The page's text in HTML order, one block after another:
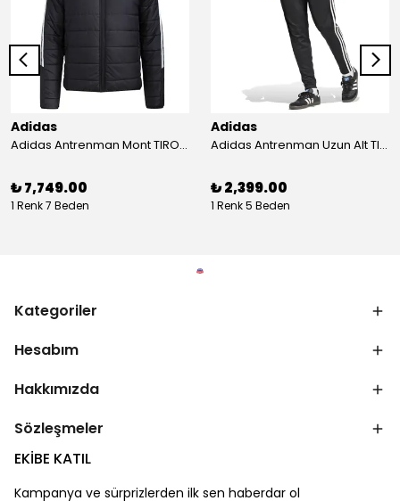
Adidas
Adidas Antrenman Mont TIRO24 WINT JKT IJ7388
₺ 7,749.00
1 Renk 7 Beden
Adidas
Adidas Antrenman Uzun Alt TIRO ES PNT JD0442
₺ 2,399.00
1 Renk 5 Beden
Kategoriler
Hesabım
Hakkımızda
Sözleşmeler
EKİBE KATIL
Kampanya ve sürprizlerden ilk sen haberdar ol